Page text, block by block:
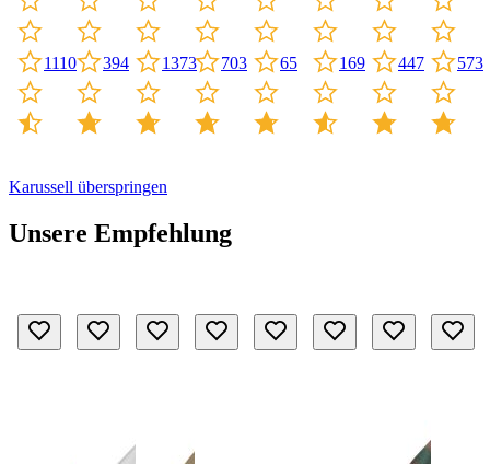
1110 394 1373 703 65 169 447 573
Karussell überspringen
Unsere Empfehlung